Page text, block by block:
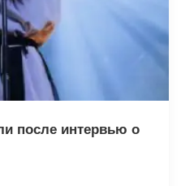
после интервью о